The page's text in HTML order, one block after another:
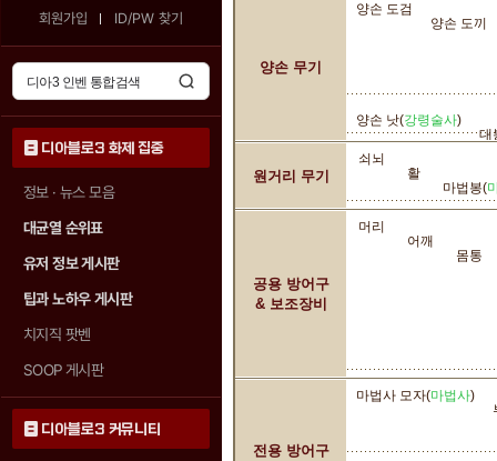
회원가입 ID/PW 찾기
디아블로3 화제 집중
정보 · 뉴스 모음
대균열 순위표
유저 정보 게시판
팁과 노하우 게시판
치지직 팟벤
SOOP 게시판
디아블로3 커뮤니티
양손 무기
양손 도검
양손 도끼
양손 낫(강령술사)
대
원거리 무기
쇠뇌
활
마법봉(
공용 방어구
& 보조장비
머리
어깨
몸통
전용 방어구
마법사 모자(마법사)